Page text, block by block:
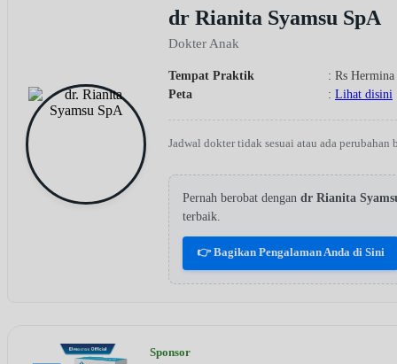
dr Rianita Syamsu SpA
Dokter Anak
Tempat Praktik
: Rs
Peta
: Lihat disini
Jadwal dokter tidak sesuai atau ada perubahan
Pernah berobat dengan dr Rianita
terbaik.
👉 Bagikan Pengalaman Anda di Sini
Sponsor